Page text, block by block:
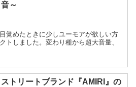
音～
覚めたときに少しユーモアが欲しい方
トしました。変わり種から超大音量、
ストリートブランド『AMIRI』の